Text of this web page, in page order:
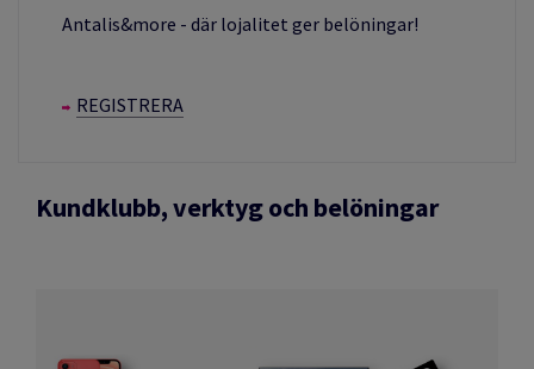
Antalis&more - där lojalitet ger belöningar!
REGISTRERA
Kundklubb, verktyg och belöningar